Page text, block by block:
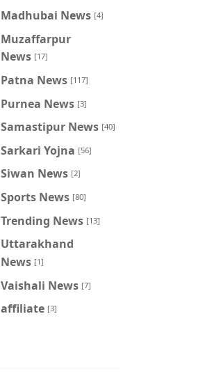
Madhubai News [4]
Muzaffarpur
News [17]
Patna News [117]
Purnea News [3]
Samastipur News [40]
Sarkari Yojna [56]
Siwan News [2]
Sports News [80]
Trending News [13]
Uttarakhand
News [1]
Vaishali News [7]
affiliate [3]